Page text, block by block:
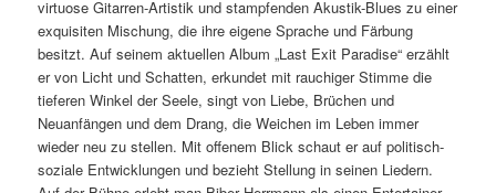
virtuose Gitarren-Artistik und stampfenden Akustik-Blues zu einer
exquisiten Mischung, die ihre eigene Sprache und Färbung
besitzt. Auf seinem aktuellen Album „Last Exit Paradise“ erzählt
er von Licht und Schatten, erkundet mit rauchiger Stimme die
tieferen Winkel der Seele, singt von Liebe, Brüchen und
Neuanfängen und dem Drang, die Weichen im Leben immer
wieder neu zu stellen. Mit offenem Blick schaut er auf politisch-
soziale Entwicklungen und bezieht Stellung in seinen Liedern.